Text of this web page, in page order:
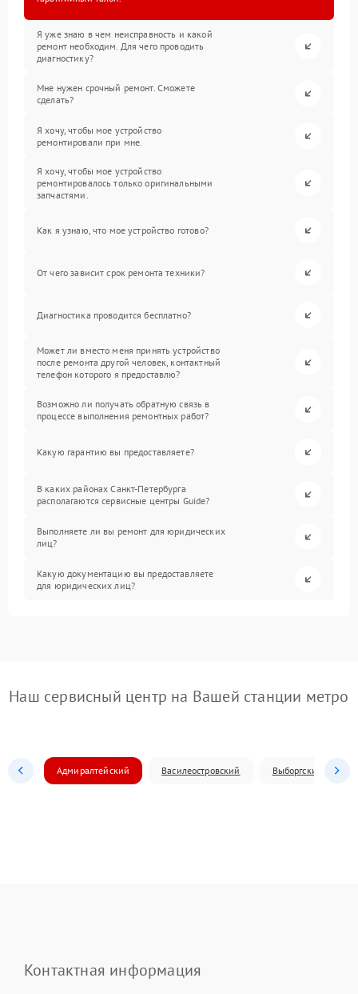
Я уже знаю в чем неисправность и какой
ремонт необходим. Для чего проводить
диагностику?
Мне нужен срочный ремонт. Сможете
сделать?
Я хочу, чтобы мое устройство
ремонтировали при мне.
Я хочу, чтобы мое устройство
ремонтировалось только оригинальными
запчастями.
Как я узнаю, что мое устройство готово?
От чего зависит срок ремонта техники?
Диагностика проводится бесплатно?
Может ли вместо меня принять устройство
после ремонта другой человек, контактный
телефон которого я предоставлю?
Возможно ли получать обратную связь в
процессе выполнения ремонтных работ?
Какую гарантию вы предоставляете?
В каких районах Санкт-Петербурга
располагаются сервисные центры Guide?
Выполняете ли вы ремонт для юридических
лиц?
Какую документацию вы предоставляете
для юридических лиц?
Наш сервисный центр на Вашей станции метро
Адмиралтейский Василеостровский Выборгский
Контактная информация